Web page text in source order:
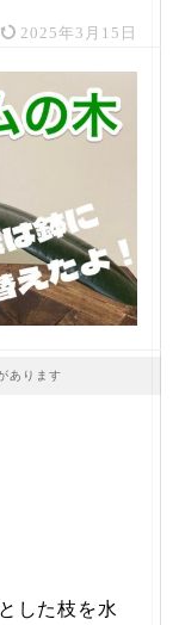
2025年3月15日
あります
した枝を水